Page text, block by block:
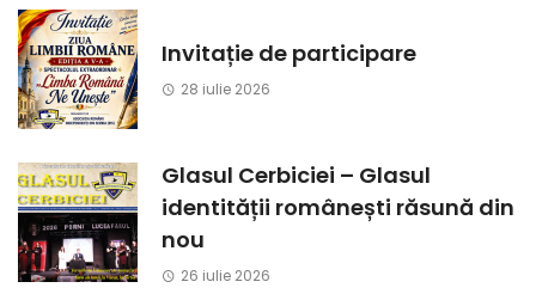
Invitație de participare
28 iulie 2026
Glasul Cerbiciei – Glasul
identității românești răsună din
nou
26 iulie 2026